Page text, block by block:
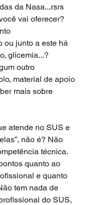
da Nasa...rsrs
vai oferecer?
ou junto a este há
glicemia...?
outro
material de apoio
mais sobre
atende no SUS e
não é? Não
técnica.
quanto ao
e quanto
tem nada de
do SUS,